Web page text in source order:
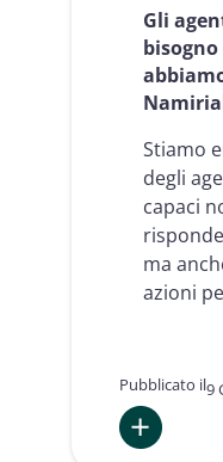
Gli
Stiamo
degli
capaci
ma
azioni
Pubblicato il9